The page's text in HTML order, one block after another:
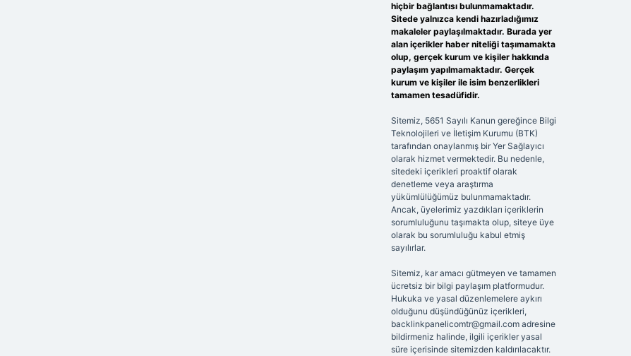
hiçbir bağlantısı bulunmamaktadır.
Sitede yalnızca kendi hazırladığımız
makaleler paylaşılmaktadır. Burada yer
alan içerikler haber niteliği taşımamakta
olup, gerçek kurum ve kişiler hakkında
paylaşım yapılmamaktadır. Gerçek
kurum ve kişiler ile isim benzerlikleri
tamamen tesadüfidir.
Sitemiz, 5651 Sayılı Kanun gereğince Bilgi
Teknolojileri ve İletişim Kurumu (BTK)
tarafından onaylanmış bir Yer Sağlayıcı
olarak hizmet vermektedir. Bu nedenle,
sitedeki içerikleri proaktif olarak
denetleme veya araştırma
yükümlülüğümüz bulunmamaktadır.
Ancak, üyelerimiz yazdıkları içeriklerin
sorumluluğunu taşımakta olup, siteye üye
olarak bu sorumluluğu kabul etmiş
sayılırlar.
Sitemiz, kar amacı gütmeyen ve tamamen
ücretsiz bir bilgi paylaşım platformudur.
Hukuka ve yasal düzenlemelere aykırı
olduğunu düşündüğünüz içerikleri,
backlinkpanelicomtr@gmail.comadresine
bildirmeniz halinde, ilgili içerikler yasal
süre içerisinde sitemizden kaldırılacaktır.